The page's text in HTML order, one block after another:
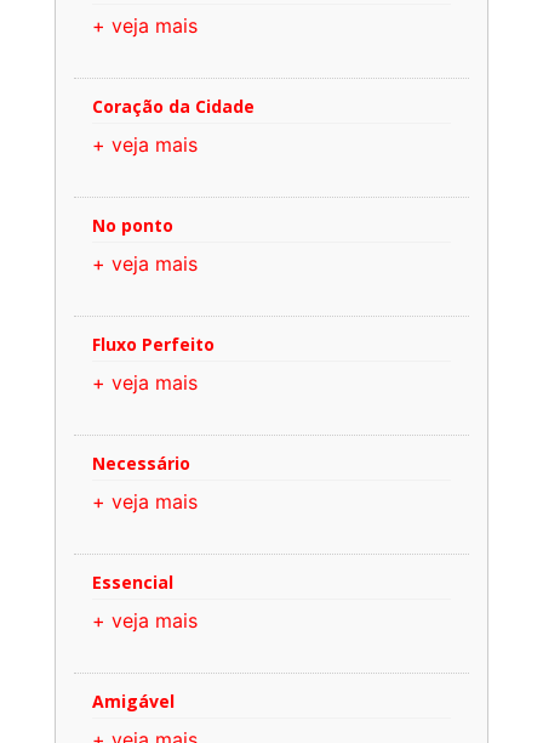
+ veja mais
Coração da Cidade
+ veja mais
No ponto
+ veja mais
Fluxo Perfeito
+ veja mais
Necessário
+ veja mais
Essencial
+ veja mais
Amigável